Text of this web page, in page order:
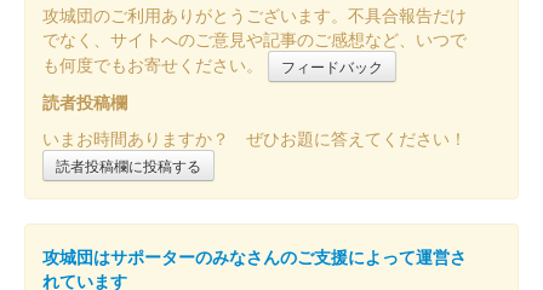
2023年12月16、17日に開催されたお城EXPO2023の熊本城のブ
ースにて販売された御城印。
熊本城 御城印 お城EXPO2023版
販売終了
攻城団のご利用ありがとうございます。不具合報告だけ
でなく、サイトへのご意見や記事のご感想など、いつで
も何度でもお寄せください。
フィードバック
読者投稿欄
いまお時間ありますか？ ぜひお題に答えてください！
読者投稿欄に投稿する
攻城団はサポーターのみなさんのご支援によって運営さ
れています